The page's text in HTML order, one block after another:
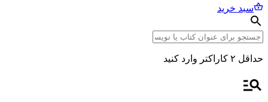
سبد خرید
حداقل ۲ کاراکتر وارد کنید